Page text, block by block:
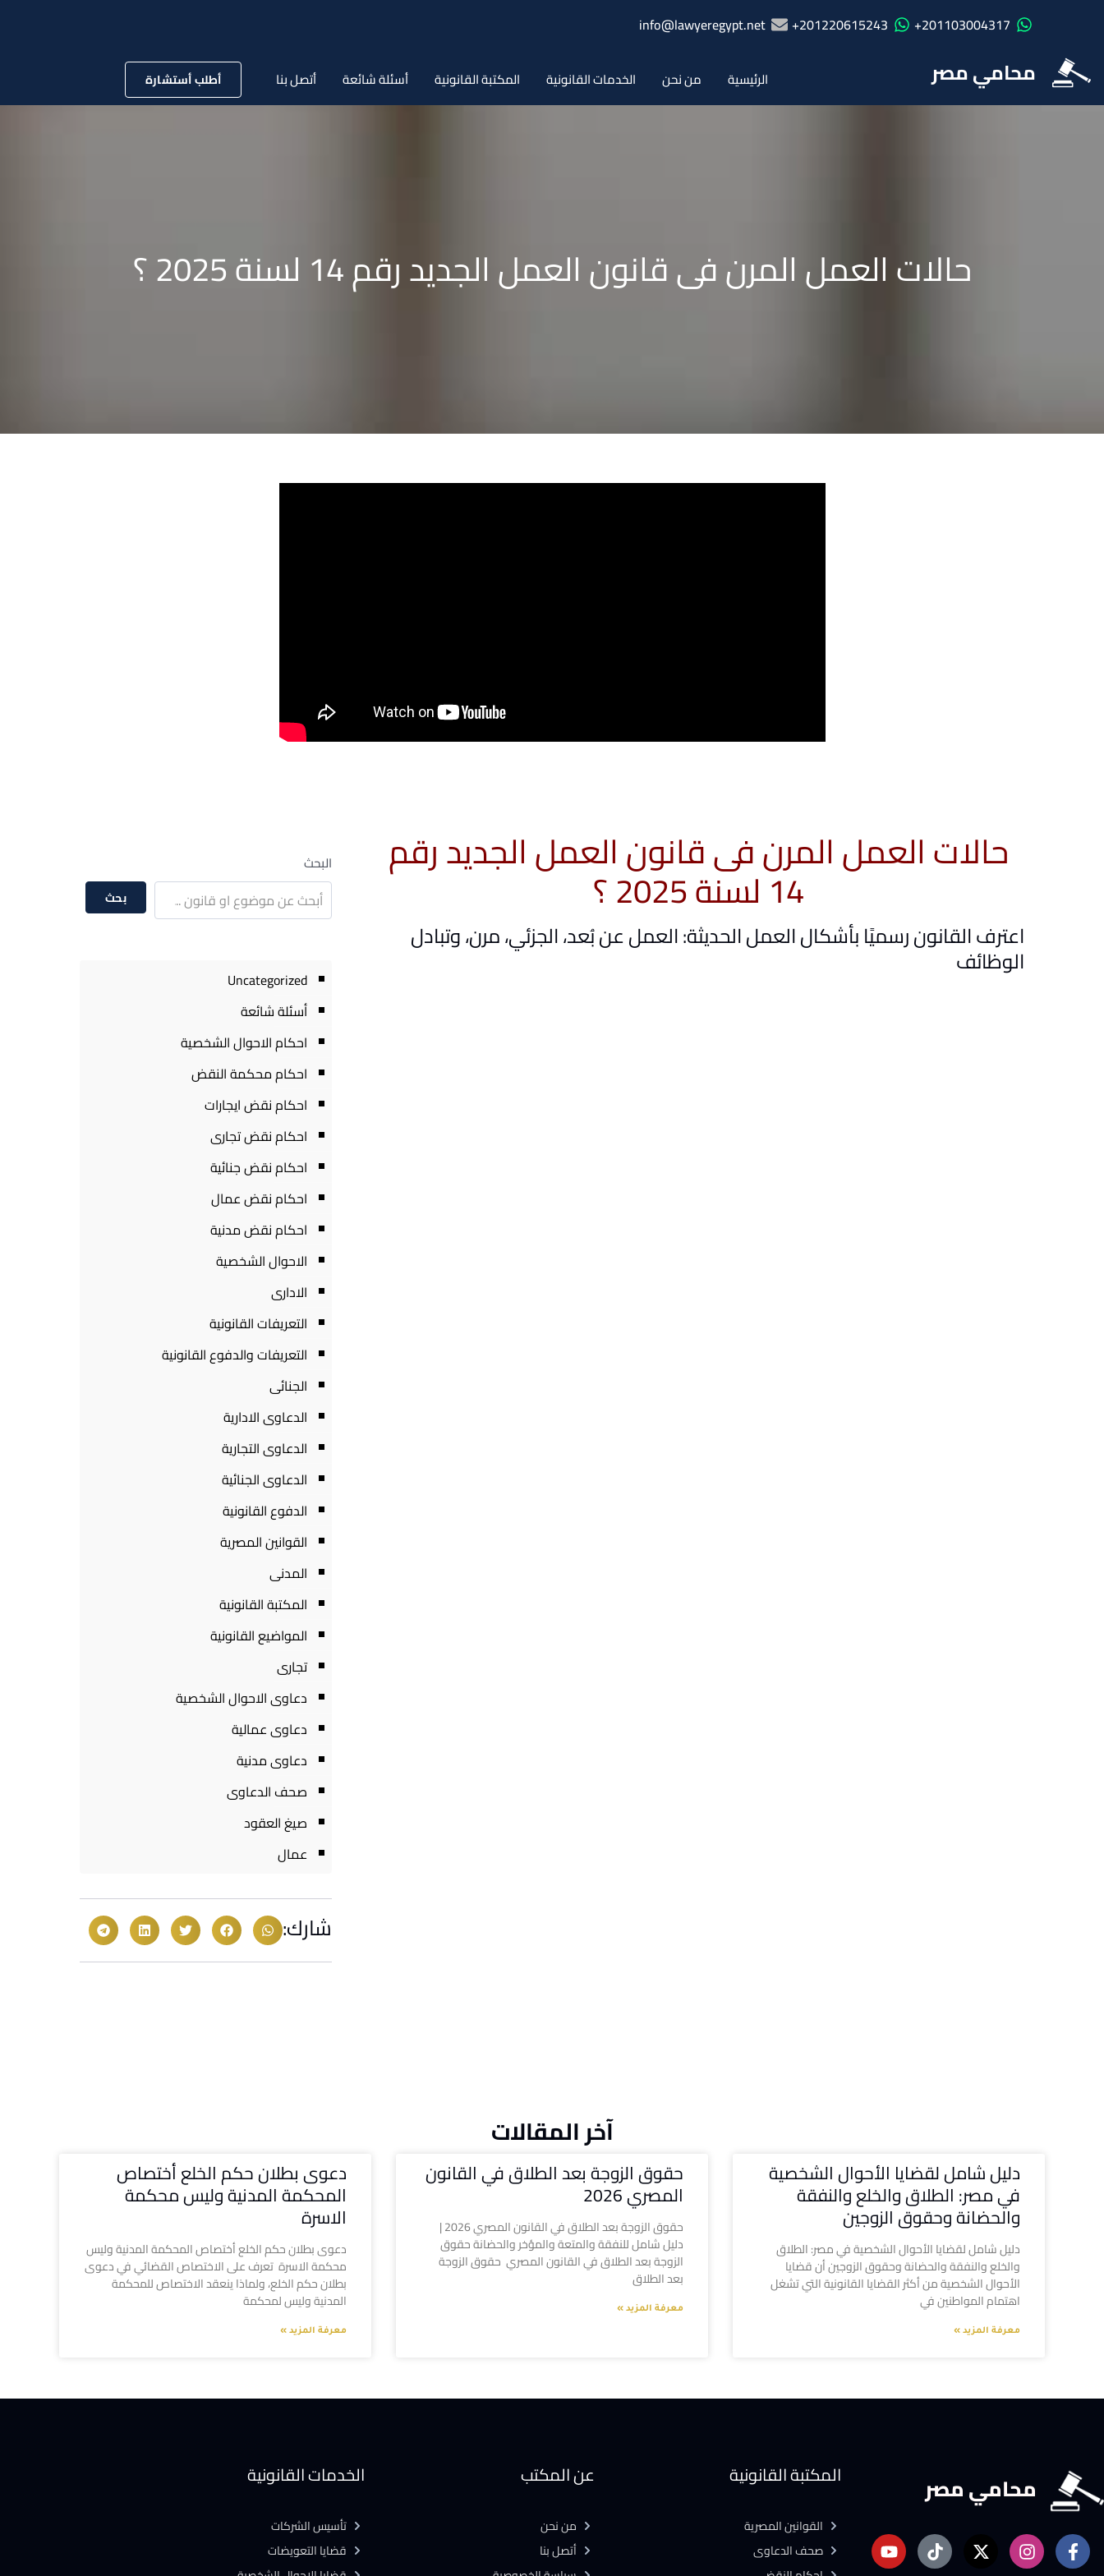
201103004317+
201220615243+
info@lawyeregypt.net
محامي مصر الرئيسية من نحن الخدمات القانونية المكتبة القانونية أسئلة شائعة أتصل بنا أطلب أستشارة
حالات العمل المرن فى قانون العمل الجديد رقم 14 لسنة 2025 ؟
حالات العمل المرن فى قانون العمل الجديد رقم
14 لسنة 2025 ؟
اعترف القانون رسميًا بأشكال العمل الحديثة: العمل عن بُعد، الجزئي، مرن، وتبادل
الوظائف
البحث
بحث
Uncategorized
أسئلة شائعة
احكام الاحوال الشخصية
احكام محكمة النقض
احكام نقض ايجارات
احكام نقض تجارى
احكام نقض جنائية
احكام نقض عمال
احكام نقض مدنية
الاحوال الشخصية
الادارى
التعريفات القانونية
التعريفات والدفوع القانونية
الجنائى
الدعاوى الادارية
الدعاوى التجارية
الدعاوى الجنائية
الدفوع القانونية
القوانين المصرية
المدنى
المكتبة القانونية
المواضيع القانونية
تجارى
دعاوى الاحوال الشخصية
دعاوى عمالية
دعاوى مدنية
صحف الدعاوى
صيغ العقود
عمال
شارك:
آخر المقالات
دليل شامل لقضايا الأحوال الشخصية
في مصر: الطلاق والخلع والنفقة
والحضانة وحقوق الزوجين
دليل شامل لقضايا الأحوال الشخصية في مصر: الطلاق
والخلع والنفقة والحضانة وحقوق الزوجين أن قضايا
الأحوال الشخصية من أكثر القضايا القانونية التي تشغل
اهتمام المواطنين في
معرفة المزيد »
حقوق الزوجة بعد الطلاق في القانون
المصري 2026
حقوق الزوجة بعد الطلاق في القانون المصري 2026 |
دليل شامل للنفقة والمتعة والمؤخر والحضانة حقوق
الزوجة بعد الطلاق في القانون المصري حقوق الزوجة
بعد الطلاق
معرفة المزيد »
دعوى بطلان حكم الخلع أختصاص
المحكمة المدنية وليس محكمة
الاسرة
دعوى بطلان حكم الخلع أختصاص المحكمة المدنية وليس
محكمة الاسرة تعرف على الاختصاص القضائي في دعوى
بطلان حكم الخلع، ولماذا ينعقد الاختصاص للمحكمة
المدنية وليس لمحكمة
معرفة المزيد »
محامي مصر المكتبة القانونية
القوانين المصرية
صحف الدعاوى
عن المكتب
من نحن
أتصل بنا
الخدمات القانونية
تأسيس الشركات
قضايا التعويضات